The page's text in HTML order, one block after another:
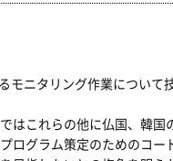
ニタリング作業について
これらの他に仏国、韓国
ログラム策定のためのコー